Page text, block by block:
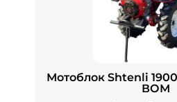
Мотоблок Shtenli
ВОМ